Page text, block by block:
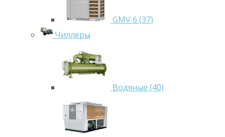
GMV 6 (37)
Чиллеры
Водяные (40)